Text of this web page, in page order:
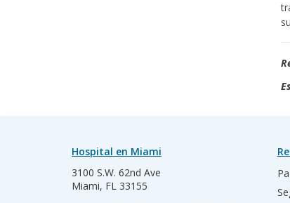
Hospital en Miami
3100 S.W. 62nd Ave
Miami, FL 33155